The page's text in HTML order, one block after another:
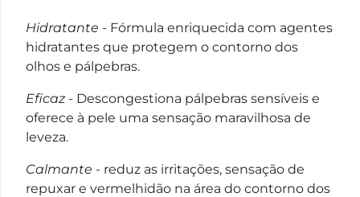
Hidratante - Fórmula enriquecida com agentes
hidratantes que protegem o contorno dos
olhos e pálpebras.
Eficaz - Descongestiona pálpebras sensíveis e
oferece à pele uma sensação maravilhosa de
leveza.
Calmante - reduz as irritações, sensação de
repuxar e vermelhidão na área do contorno dos